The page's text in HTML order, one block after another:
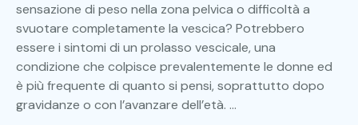
sensazione di peso nella zona pelvica o difficoltà a
svuotare completamente la vescica? Potrebbero
essere i sintomi di un prolasso vescicale, una
condizione che colpisce prevalentemente le donne ed
è più frequente di quanto si pensi, soprattutto dopo
gravidanze o con l’avanzare dell’età. …